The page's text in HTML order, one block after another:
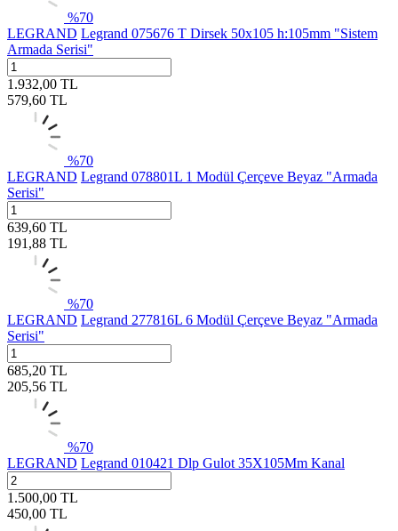
%70
LEGRAND Legrand 075676 T Dirsek 50x105 h:105mm "Sistem
Armada Serisi"
1.932,00 TL
579,60 TL
%70
LEGRAND Legrand 078801L 1 Modül Çerçeve Beyaz "Armada
Serisi"
639,60 TL
191,88 TL
%70
LEGRAND Legrand 277816L 6 Modül Çerçeve Beyaz "Armada
Serisi"
685,20 TL
205,56 TL
%70
LEGRAND Legrand 010421 Dlp Gulot 35X105Mm Kanal
1.500,00 TL
450,00 TL